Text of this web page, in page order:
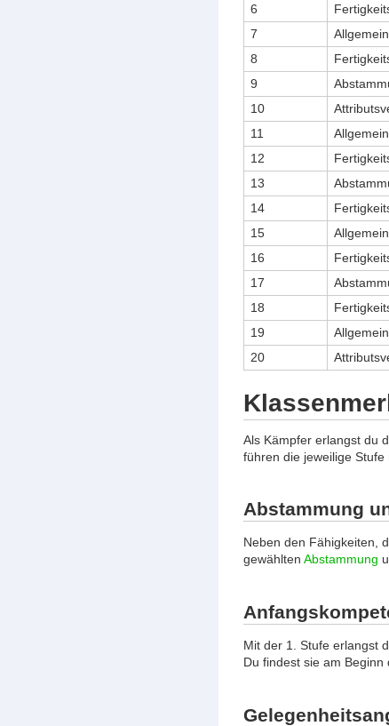
6
7
8
9
10
11
12
13
14
15
16
17
18
19
20
Als Kämpfer erlangst du
führen die jeweilige Stufe
Abstammung
Neben den Fähigkeiten,
gewählten Abstammung
Mit der 1. Stufe erlangst
Du findest sie am Beginn